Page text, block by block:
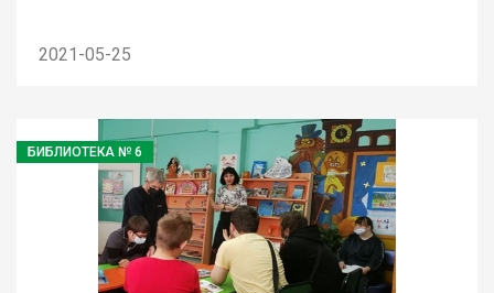
2021-05-25
БИБЛИОТЕКА № 6